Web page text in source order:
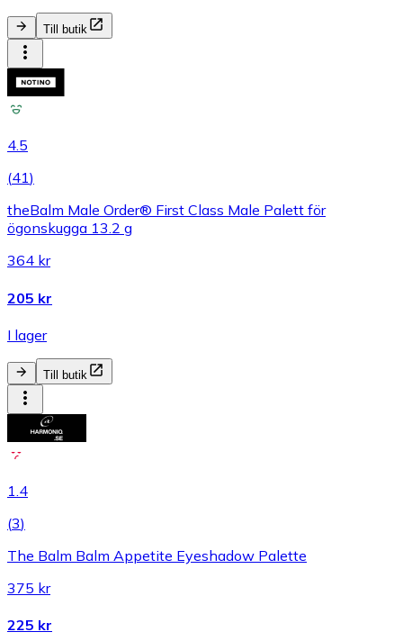
Till butik
4.5
(41)
theBalm Male Order® First Class Male Palett för
ögonskugga 13.2 g
364 kr
205 kr
I lager
Till butik
1.4
(3)
The Balm Balm Appetite Eyeshadow Palette
375 kr
225 kr